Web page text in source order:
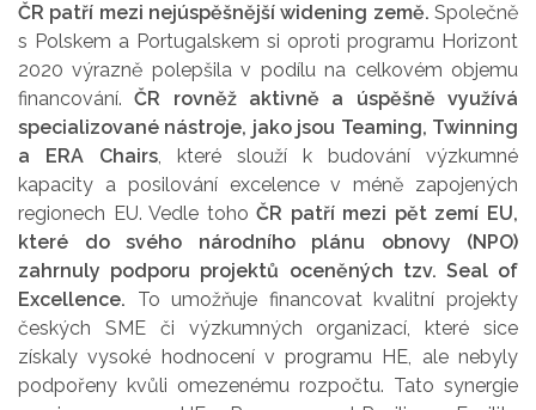
ČR patří mezi nejúspěšnější widening země. Společně
s Polskem a Portugalskem si oproti programu Horizont
2020 výrazně polepšila v podílu na celkovém objemu
financování.ČR rovněž aktivně a úspěšně využívá
specializované nástroje, jako jsou Teaming, Twinning
a ERA Chairs, které slouží k budování výzkumné
kapacity a posilování excelence v méně zapojených
regionech EU. Vedle tohoČR patří mezi pět zemí EU,
které do svého národního plánu obnovy (NPO)
zahrnuly podporu projektů oceněných tzv. Seal of
Excellence. To umožňuje financovat kvalitní projekty
českých SME či výzkumných organizací, které sice
získaly vysoké hodnocení v programu HE, ale nebyly
podpořeny kvůli omezenému rozpočtu. Tato synergie